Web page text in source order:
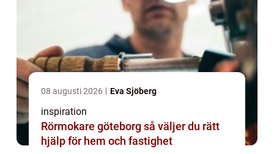
08 augusti 2026 Eva Sjöberg
inspiration
Rörmokare göteborg så väljer du rätt
hjälp för hem och fastighet